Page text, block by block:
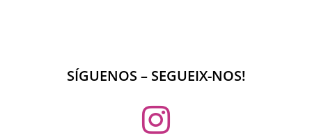
SÍGUENOS – SEGUEIX-NOS!